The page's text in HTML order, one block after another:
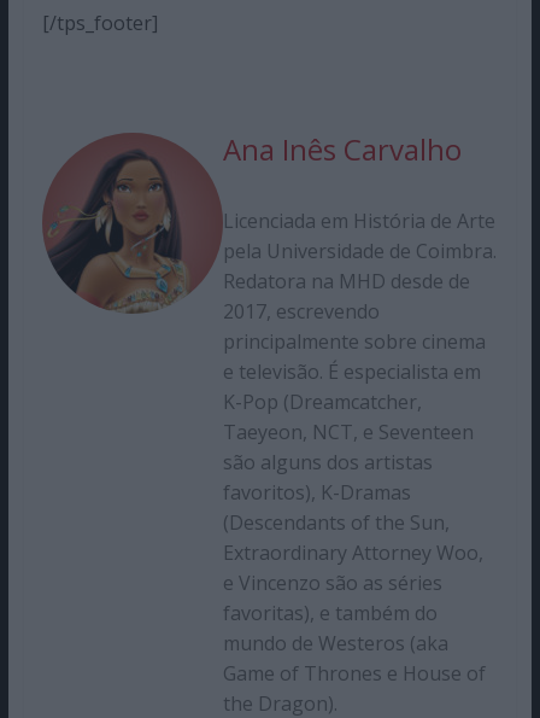
[/tps_footer]
Ana Inês Carvalho
Licenciada em História de Arte
pela Universidade de Coimbra.
Redatora na MHD desde de
2017, escrevendo
principalmente sobre cinema
e televisão. É especialista em
K-Pop (Dreamcatcher,
Taeyeon, NCT, e Seventeen
são alguns dos artistas
favoritos), K-Dramas
(Descendants of the Sun,
Extraordinary Attorney Woo,
e Vincenzo são as séries
favoritas), e também do
mundo de Westeros (aka
Game of Thrones e House of
the Dragon).